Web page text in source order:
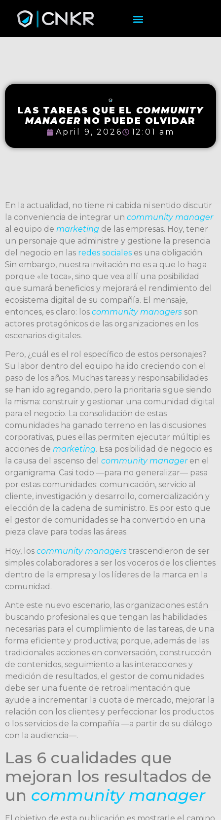
LAS TAREAS QUE EL COMMUNITY
MANAGER NO PUEDE OLVIDAR
April 9, 2026 12:01 am
En la actualidad, no tiene ni cabida ni sentido discutir
la conveniencia de integrar un community manager
al equipo de marketing de las empresas. Hoy, tener
un personaje que administre y gestione la presencia
del negocio en las redes sociales es una obligación.
Sin embargo, nuestra invitación no es a que lo haga
porque «le toca», sino que vea allí una posibilidad
que sumará beneficios y mejorará el rendimiento del
ecosistema digital de su compañía. El mensaje,
entonces, es claro: los community managers son
actores protagónicos de las organizaciones en los
escenarios digitales.
Pero, ¿cuál es el rol específico de estos personajes?
Su labor dentro del equipo ha ido creciendo con el
paso de los años. Muchas tareas y responsabilidades
se han ido agregando, pero la prioritaria sigue siendo
la misma: construir y gestionar una comunidad digital
para el negocio. La consolidación de estas
comunidades ha ganado terreno en las discusiones
corporativas, pues ellas permiten ejecutar múltiples
acciones de marketing. Esa posibilidad de negocio es
la causa del ascenso del community manageren el
organigrama. Casi todo —para no generalizar— pasa
por estas comunidades: comunicación, servicio al
cliente, investigación y desarrollo, comercialización y
elección de la cadena de suministro. Es por esto que
el gestor de comunidades se ha convertido en una
pieza clave para todas las áreas.
Hoy, los community managers trascendieron de ser
simples colaboradores a ser los voceros de los clientes
dentro de la empresa y los líderes de la marca en la
comunidad.
Ante este nuevo escenario, las organizaciones están
buscando profesionales que tengan las habilidades
necesarias para el cumplimiento de las tareas, de una
forma eficiente y productiva; porque, además de las
tradicionales acciones en conversación, construcción
de contenidos, seguimiento a las interacciones y
medición de resultados, el gestor de comunidades
debe ser una fuente de retroalimentación que
ayude a incrementar la cuota de mercado, mejorar la
relación con los clientes y perfeccionar los productos
o los servicios de la compañía —a partir de su diálogo
con la audiencia—.
Las 6 cualidades que
mejoran los resultados de
un community manager